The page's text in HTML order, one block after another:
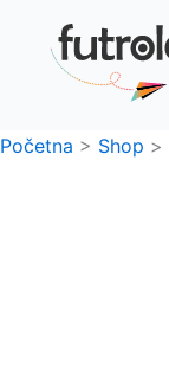
sadržaj
Početna > Shop >